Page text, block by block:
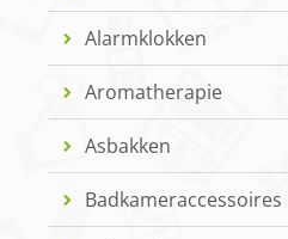
Alarmklokken
Aromatherapie
Asbakken
Badkameraccessoires